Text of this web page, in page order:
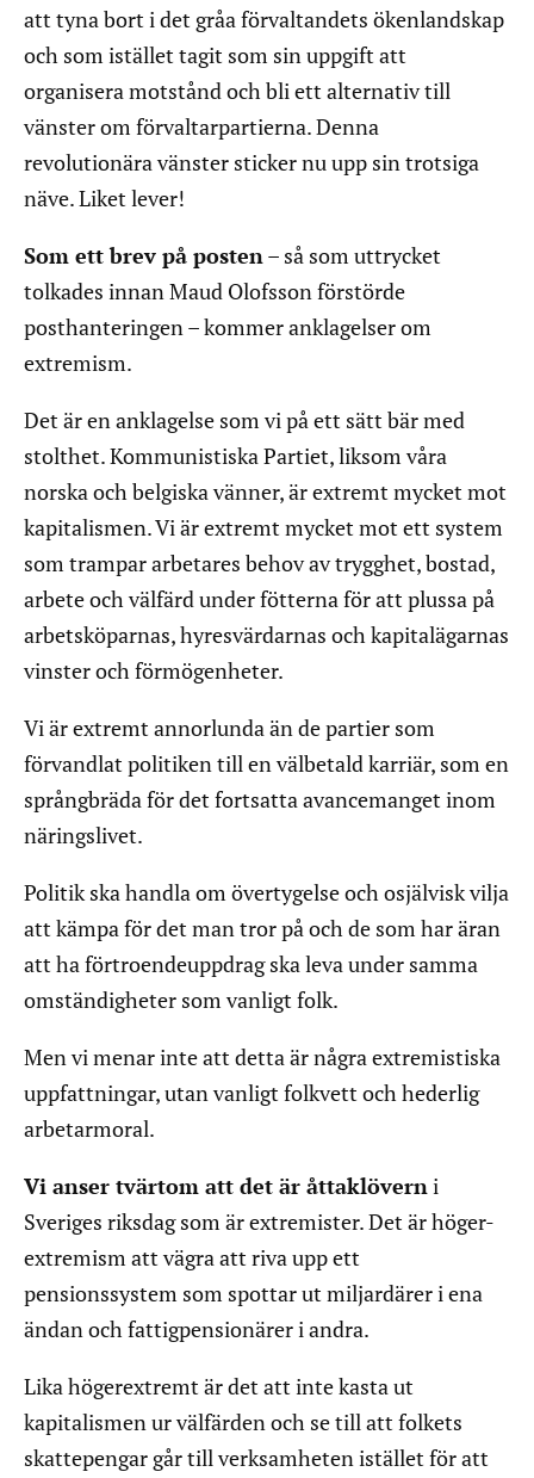
att tyna bort i det gråa förvaltandets ökenlandskap
och som istället tagit som sin uppgift att
organisera motstånd och bli ett alternativ till
vänster om förvaltarpartierna. Denna
revolutionära vänster sticker nu upp sin trotsiga
näve. Liket lever!
Som ett brev på posten– så som uttrycket
tolkades innan Maud Olofsson förstörde
posthanteringen – kommer anklagelser om
extremism.
Det är en anklagelse som vi på ett sätt bär med
stolthet. Kommunistiska Partiet, liksom våra
norska och belgiska vänner, är extremt mycket mot
kapitalismen. Vi är extremt mycket mot ett system
som trampar arbetares behov av trygghet, bostad,
arbete och välfärd under fötterna för att plussa på
arbetsköparnas, hyresvärdarnas och kapitalägarnas
vinster och förmögenheter.
Vi är extremt annorlunda än de partier som
förvandlat politiken till en välbetald karriär, som en
språngbräda för det fortsatta avancemanget inom
näringslivet.
Politik ska handla om övertygelse och osjälvisk vilja
att kämpa för det man tror på och de som har äran
att ha förtroendeuppdrag ska leva under samma
omständigheter som vanligt folk.
Men vi menar inte att detta är några extremistiska
uppfattningar, utan vanligt folkvett och hederlig
arbetarmoral.
Vi anser tvärtom att det är åttaklöverni
Sveriges riksdag som är extremister. Det är höger-
extremism att vägra att riva upp ett
pensionssystem som spottar ut miljardärer i ena
ändan och fattigpensionärer i andra.
Lika högerextremt är det att inte kasta ut
kapitalismen ur välfärden och se till att folkets
skattepengar går till verksamheten istället för att